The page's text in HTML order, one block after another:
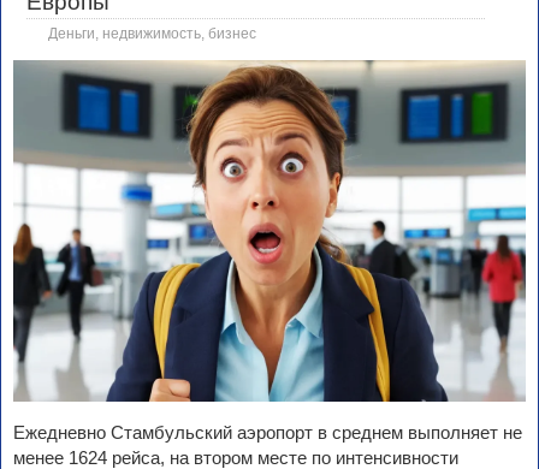
Деньги, недвижимость, бизнес
Ежедневно Стамбульский аэропорт в среднем выполняет не
менее 1624 рейса, на втором месте по интенсивности